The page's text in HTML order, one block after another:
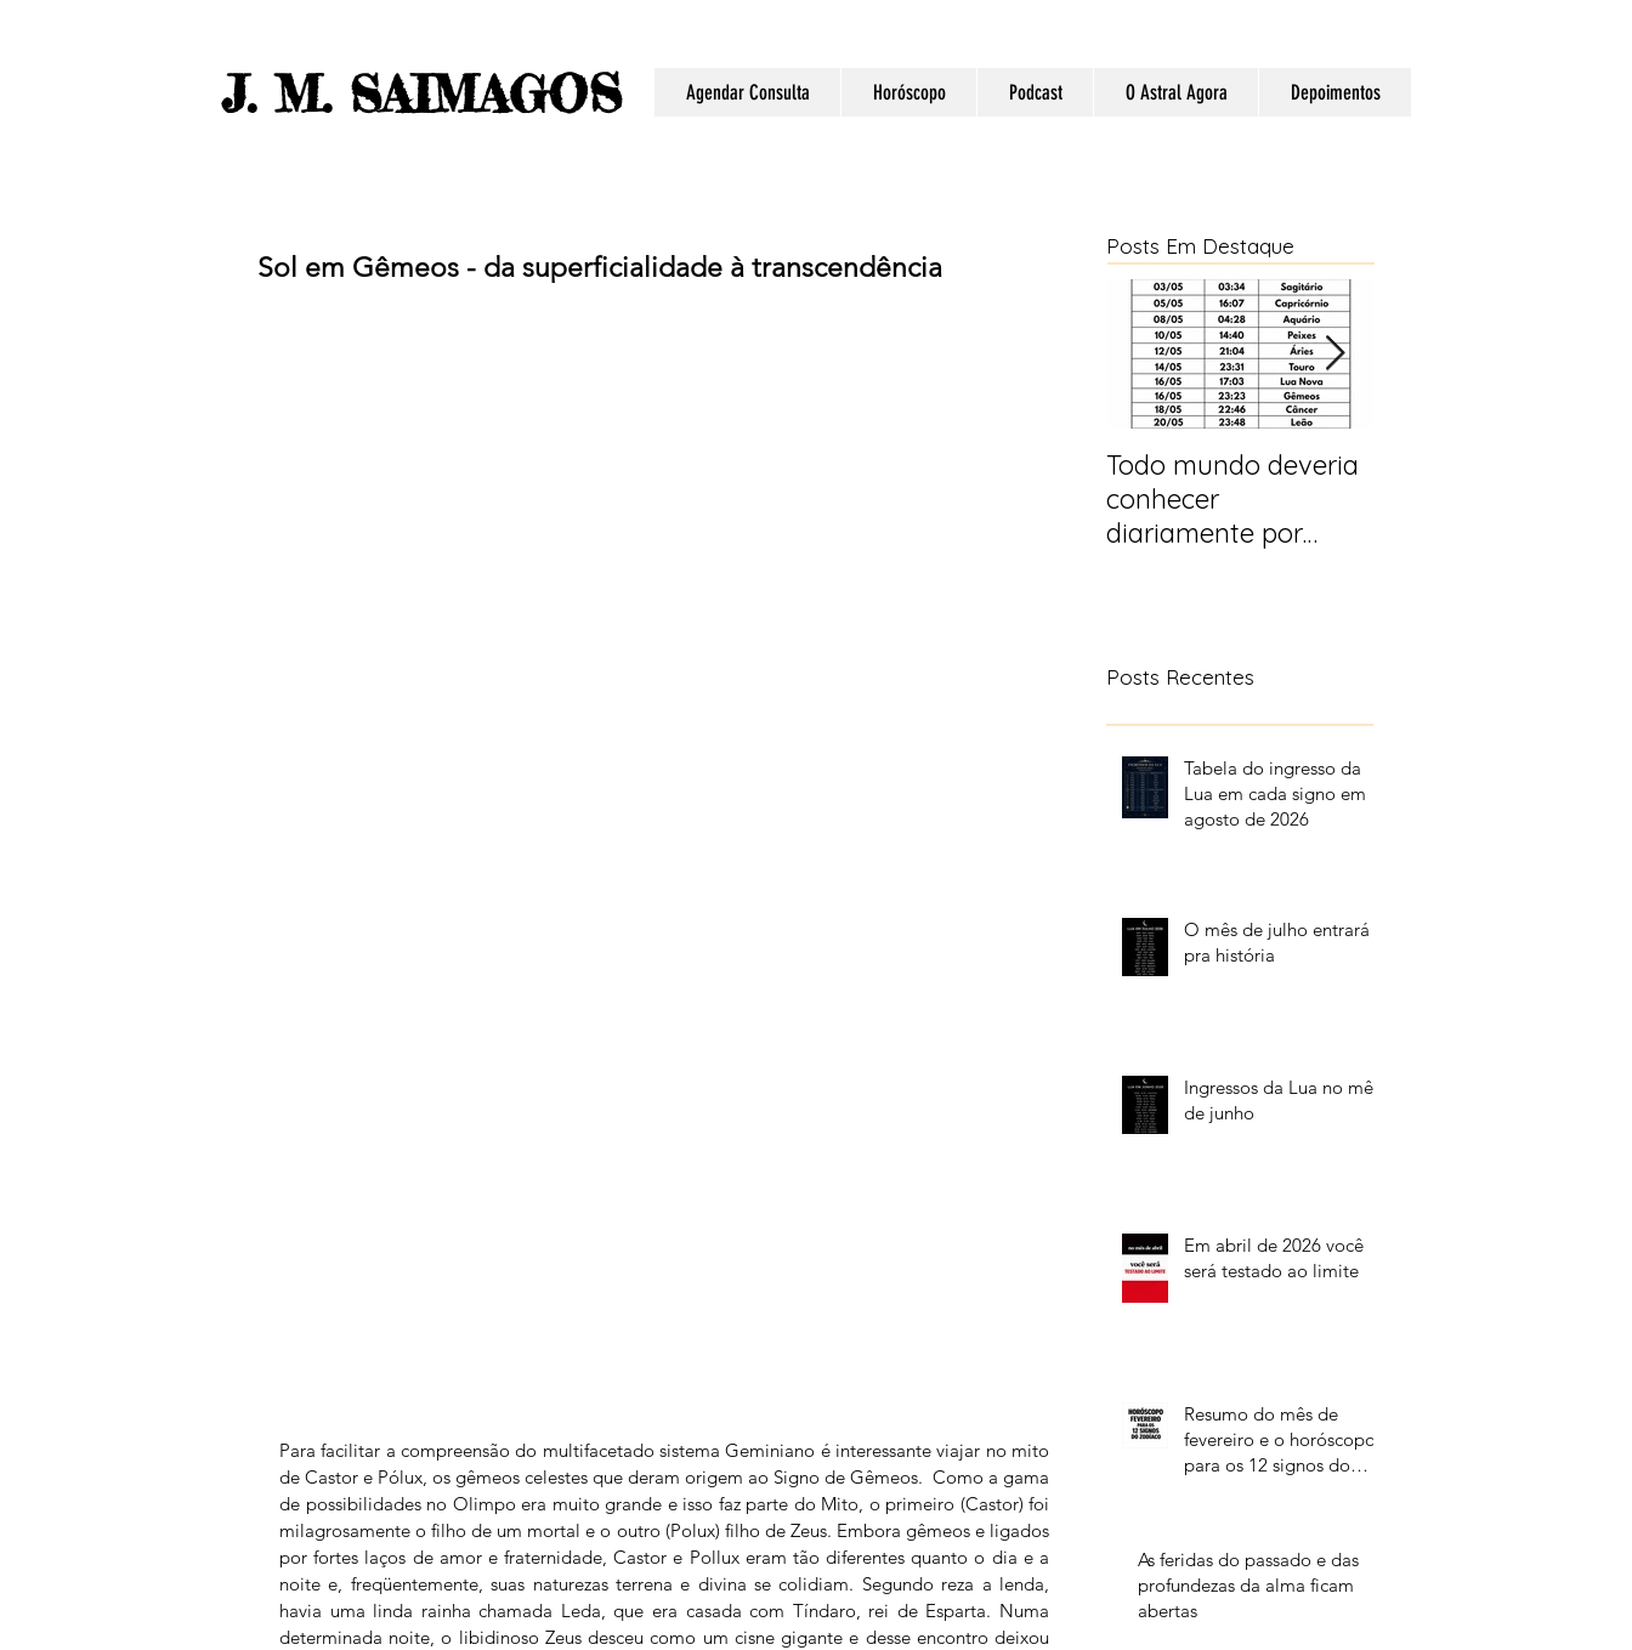
J. M. SAIMAGOS Agendar Consulta Horóscopo Podcast O Astral Agora Depoimentos
Sol em Gêmeos - da superficialidade à transcendência
Para facilitar a compreensão do multifacetado sistema Geminiano é interessante viajar no mito
de Castor e Pólux, os gêmeos celestes que deram origem ao Signo de Gêmeos.  Como a gama
de possibilidades no Olimpo era muito grande e isso faz parte do Mito, o primeiro (Castor) foi
milagrosamente o filho de um mortal e o outro (Polux) filho de Zeus. Embora gêmeos e ligados
por fortes laços de amor e fraternidade, Castor e Pollux eram tão diferentes quanto o dia e a
noite e, freqüentemente, suas naturezas terrena e divina se colidiam. Segundo reza a lenda,
havia uma linda rainha chamada Leda, que era casada com Tíndaro, rei de Esparta. Numa
determinada noite, o libidinoso Zeus desceu como um cisne gigante e desse encontro deixou
Posts Em Destaque
Todo mundo deveria
conhecer
diariamente por
Posts Recentes
Tabela do ingresso da
Lua em cada signo em
agosto de 2026
O mês de julho entrará
pra história
Ingressos da Lua no mês
de junho
Em abril de 2026 você
será testado ao limite
Resumo do mês de
fevereiro e o horóscopo
para os 12 signos do
As feridas do passado e das
profundezas da alma ficam
abertas